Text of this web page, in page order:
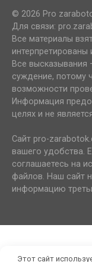
© 2026 Pro
Для связи:
Все материалы
Все высказывания
суждение, потому
возможности
Информация
целях и не
Сайт pro-
вашего удобства.
соглашаетесь на
файлов. Наш сайт
информацию
Этот сайт